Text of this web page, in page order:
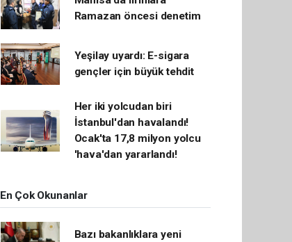
Ramazan öncesi denetim
Yeşilay uyardı: E-sigara
gençler için büyük tehdit
Her iki yolcudan biri
İstanbul'dan havalandı!
Ocak'ta 17,8 milyon yolcu
'hava'dan yararlandı!
En Çok Okunanlar
Bazı bakanlıklara yeni